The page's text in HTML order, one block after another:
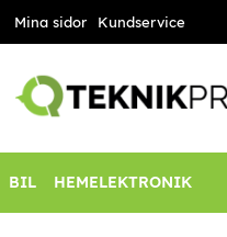
Mina sidor Kundservice
BIL HEMELEKTRONIK